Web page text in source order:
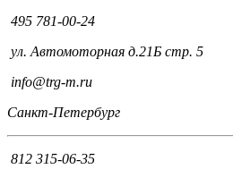
495 781-00-24
ул. Автомоторная д.21Б стр. 5
info@trg-m.ru
Санкт-Петербург
812 315-06-35